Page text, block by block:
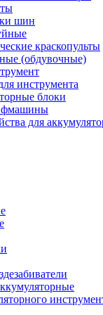
шин
краскопульты
(обдувочные)
инструмента
блоки
для